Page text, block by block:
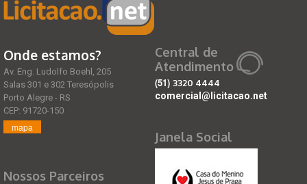
Onde estamos?
Av. Eng. Ludolfo Boehl, 205
Salas 301 e 302 Teresópolis
Porto Alegre - RS
CEP: 91720-150
mapa
Nossos Parceiros
Central de
Atendimento
(51) 3320 4444
comercial@licitacao.net
Janela Social